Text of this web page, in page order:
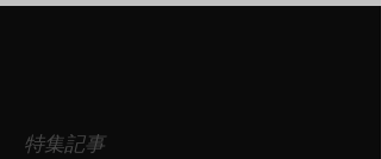
特集記事